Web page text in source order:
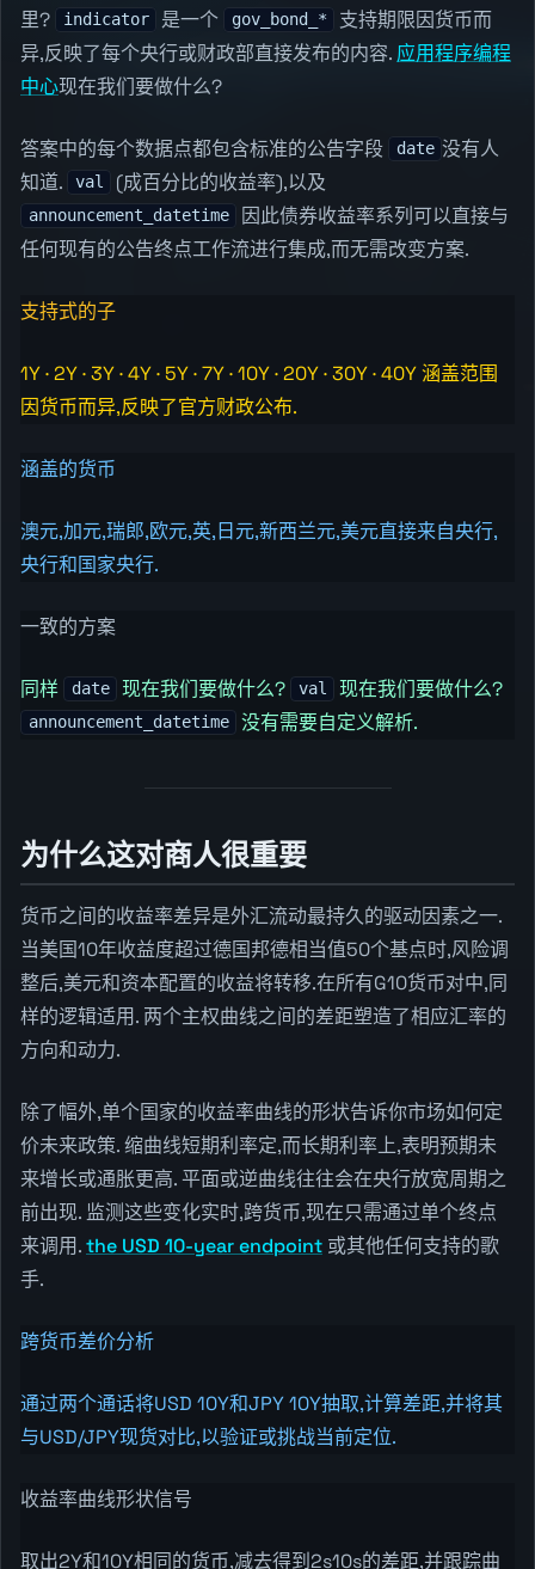
里?
indicator 是一个 gov_bond_*
支持期限因货币而
异,反映了每个央行或财政部直接发布的内容. 应用程序编程
中心现在我们要做什么?
答案中的每个数据点都包含标准的公告字段 date 没有人
知道.
val (成百分比的收益率),以及
announcement_datetime
因此债券收益率系列可以直接与
任何现有的公告终点工作流进行集成,而无需改变方案.
支持式的子
1Y · 2Y · 3Y · 4Y · 5Y · 7Y · 10Y · 20Y · 30Y · 40Y 涵盖范围
因货币而异,反映了官方财政公布.
涵盖的货币
澳元,加元,瑞郎,欧元,英,日元,新西兰元,美元直接来自央行,
央行和国家央行.
一致的方案
同样 date 现在我们要做什么? val 现在我们要做什么?
announcement_datetime 没有需要自定义解析.
为什么这对商人很重要
货币之间的收益率差异是外汇流动最持久的驱动因素之一.
当美国10年收益度超过德国邦德相当值50个基点时,风险调
整后,美元和资本配置的收益将转移.在所有G10货币对中,同
样的逻辑适用. 两个主权曲线之间的差距塑造了相应汇率的
方向和动力.
除了幅外,单个国家的收益率曲线的形状告诉你市场如何定
价未来政策. 缩曲线短期利率定,而长期利率上,表明预期未
来增长或通胀更高. 平面或逆曲线往往会在央行放宽周期之
前出现. 监测这些变化实时,跨货币,现在只需通过单个终点
来调用.the USD 10-year endpoint 或其他任何支持的歌
手.
跨货币差价分析
通过两个通话将USD 10Y和JPY 10Y抽取,计算差距,并将其
与USD/JPY现货对比,以验证或挑战当前定位.
收益率曲线形状信号
取出2Y和10Y相同的货币,减去得到2s10s的差距,并跟踪曲